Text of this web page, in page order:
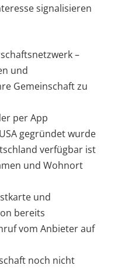
signalisieren
–
und
Gemeinschaft zu
per App
gegründet wurde
verfügbar ist
und Wohnort
und
bereits
vom Anbieter auf
noch nicht